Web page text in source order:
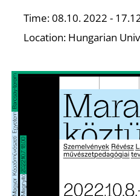
Time: 08.10. 2022 -
Location: Hungarian